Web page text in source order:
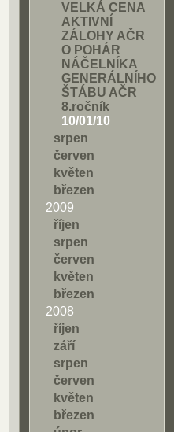
VELKÁ CENA
AKTIVNÍ
ZÁLOHY AČR
O POHÁR
NÁČELNÍKA
GENERÁLNÍHO
ŠTÁBU AČR
8.ročník
10/01/10
srpen
červen
květen
březen
2009
říjen
srpen
červen
květen
březen
2008
říjen
září
srpen
červen
květen
březen